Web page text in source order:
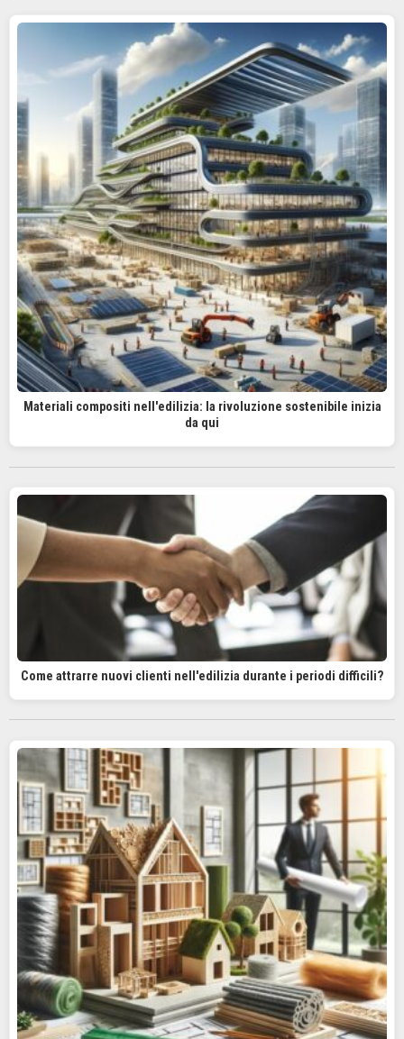
Materiali compositi nell'edilizia: la rivoluzione sostenibile inizia
da qui
Come attrarre nuovi clienti nell'edilizia durante i periodi difficili?